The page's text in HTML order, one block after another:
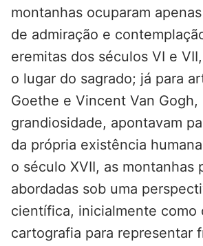
montanhas ocuparam
de admiração e
eremitas dos séculos VI e
o lugar do sagrado; já para
Goethe e Vincent Van Gogh,
grandiosidade, apontavam
da própria existência
o século XVII, as montanhas
abordadas sob uma
científica, inicialmente como
cartografia para representar